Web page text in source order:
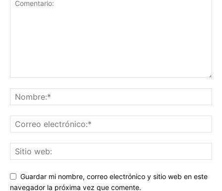
Guardar mi nombre, correo electrónico y sitio web en este
navegador la próxima vez que comente.